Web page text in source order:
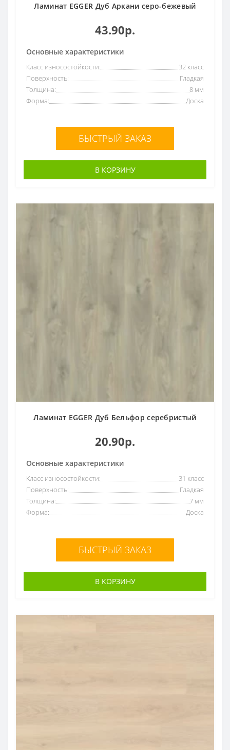
Ламинат EGGER Дуб Аркани серо-бежевый
43.90р.
Основные характеристики
Класс износостойкости:
32 класс
Поверхность:
Гладкая
Толщина:
8 мм
Форма:
Доска
БЫСТРЫЙ ЗАКАЗ
В КОРЗИНУ
Ламинат EGGER Дуб Бельфор серебристый
20.90р.
Основные характеристики
Класс износостойкости:
31 класс
Поверхность:
Гладкая
Толщина:
7 мм
Форма:
Доска
БЫСТРЫЙ ЗАКАЗ
В КОРЗИНУ